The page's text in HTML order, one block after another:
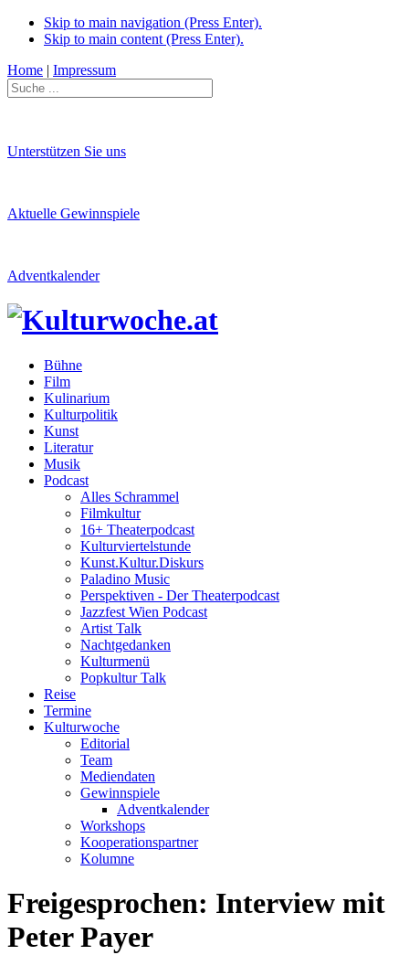
Skip to main navigation (Press Enter).
Skip to main content (Press Enter).
Home | Impressum
Unterstützen Sie uns
Aktuelle Gewinnspiele
Adventkalender
Bühne
Film
Kulinarium
Kulturpolitik
Kunst
Literatur
Musik
Podcast
Alles Schrammel
Filmkultur
16+ Theaterpodcast
Kulturviertelstunde
Kunst.Kultur.Diskurs
Paladino Music
Perspektiven - Der Theaterpodcast
Jazzfest Wien Podcast
Artist Talk
Nachtgedanken
Kulturmenü
Popkultur Talk
Reise
Termine
Kulturwoche
Editorial
Team
Mediendaten
Gewinnspiele
Adventkalender
Workshops
Kooperationspartner
Kolumne
Freigesprochen: Interview mit
Peter Payer